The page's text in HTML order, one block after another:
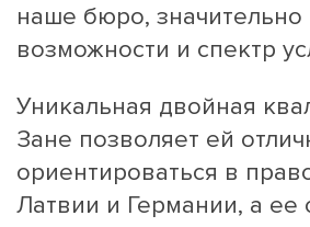
наше бюро,
возможности и спектр
Уникальная двойная
Зане позволяет ей
ориентироваться в
Латвии и Германии, а